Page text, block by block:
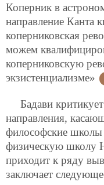
Коперник в
направление Канта
коперниковская
можем
коперниковскую
экзистенциализме»
Бадави
направления,
философские школы
физическую школу
приходит к ряду
заключает